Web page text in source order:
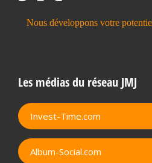
Les médias du réseau JMJ
Invest-Time.com
Album-Social.com